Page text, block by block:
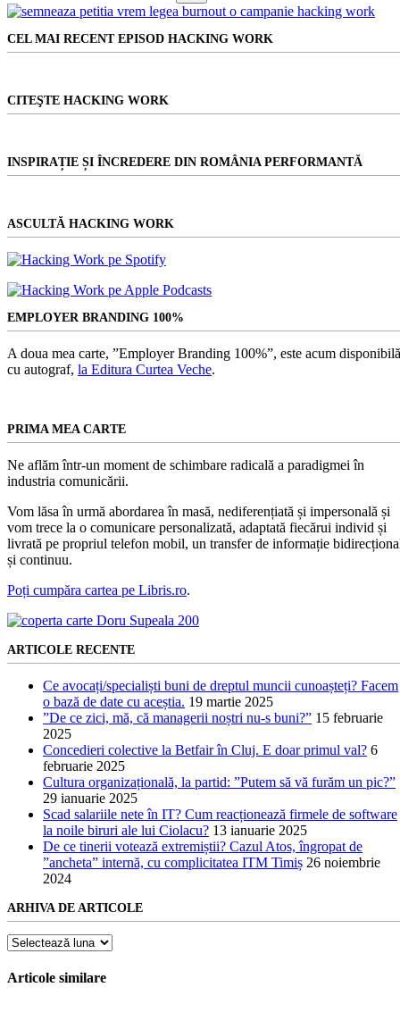
Niciun
CEL MAI RECENT EPISOD HACKING WORK
CITEŞTE HACKING WORK
INSPIRAȚIE ȘI ÎNCREDERE DIN ROMÂNIA PERFORMANTĂ
ASCULTĂ HACKING WORK
EMPLOYER BRANDING 100%
A doua mea carte, ”Employer Branding 100%”, este acum
cu autograf, la Editura Curtea Veche.
PRIMA MEA CARTE
Ne aflăm într-un moment de schimbare radicală a paradigmei în
industria comunicării.
Vom lăsa în urmă abordarea în masă, nediferențiată și impersonală și
vom trece la o comunicare personalizată, adaptată fiecărui individ și
livrată pe propriul telefon mobil, un transfer de informație
și continuu.
Poți cumpăra cartea pe Libris.ro.
ARTICOLE RECENTE
Ce avocați/specialiști buni de dreptul muncii cunoașteți? Facem
o bază de date cu aceștia. 19 martie 2025
”De ce zici, mă, că managerii noștri nu-s buni?” 15 februarie
2025
Concedieri colective la Betfair în Cluj. E doar primul val? 6
februarie 2025
Cultura organizațională, la partid: ”Putem să vă furăm un pic?”
29 ianuarie 2025
Scad salariile nete în IT? Cum reacționează firmele de software
la noile biruri ale lui Ciolacu? 13 ianuarie 2025
De ce tinerii votează extremiștii? Cazul Atos, îngropat de
”ancheta” internă, cu complicitatea ITM Timiș 26 noiembrie
2024
ARHIVA DE ARTICOLE
Arhiva
articole
Articole similare